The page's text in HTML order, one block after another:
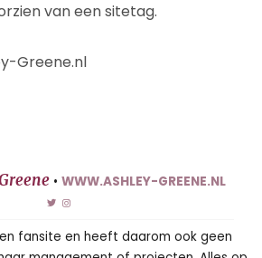
van een sitetag.
Greene.nl
• WWW.ASHLEY-GREENE.NL
fansite en heeft daarom ook geen